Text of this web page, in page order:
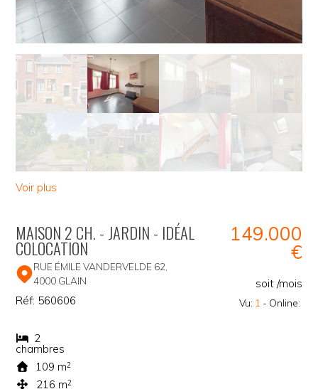
Voir plus
MAISON 2 CH. - JARDIN - IDÉAL
COLOCATION
RUE ÉMILE VANDERVELDE 62,
4000 GLAIN
Réf: 560606
149.000
€
soit /mois
Vu: 1 - Online:
2
chambres
109 m2
216 m2